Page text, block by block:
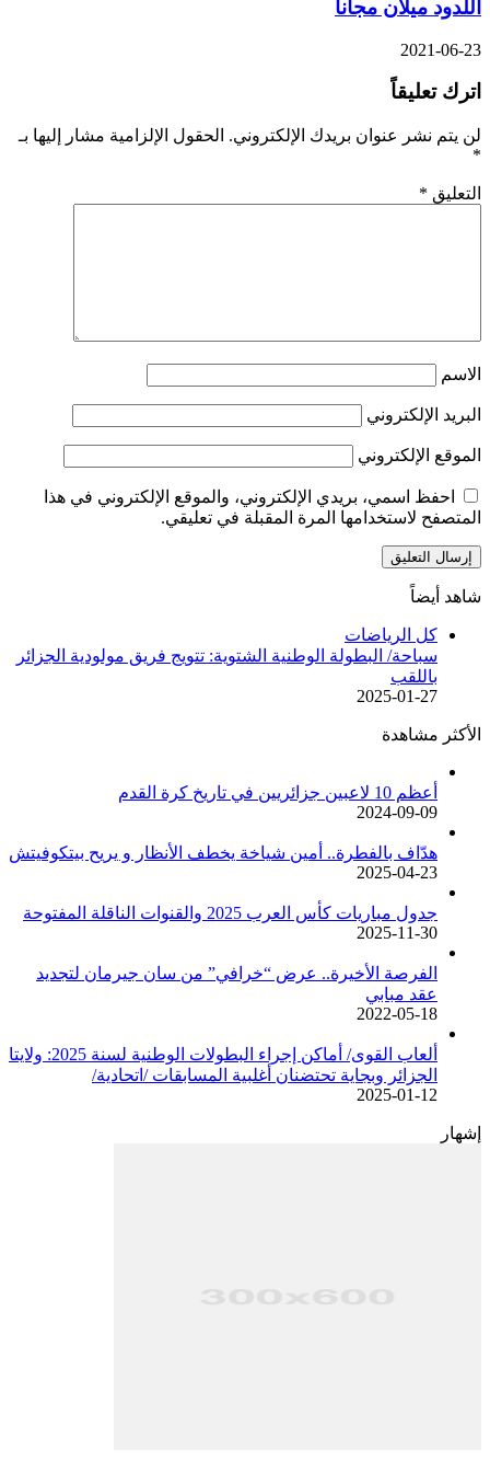
اللدود ميلان مجانا
2021-06-23
اترك تعليقاً
لن يتم نشر عنوان بريدك الإلكتروني. الحقول الإلزامية مشار إليها بـ
*
التعليق *
الاسم
البريد الإلكتروني
الموقع الإلكتروني
احفظ اسمي، بريدي الإلكتروني، والموقع الإلكتروني في هذا
المتصفح لاستخدامها المرة المقبلة في تعليقي.
شاهد أيضاً
كل الرياضات
سباحة/ البطولة الوطنية الشتوية: تتويج فريق مولودية الجزائر
باللقب
2025-01-27
الأكثر مشاهدة
أعظم 10 لاعبين جزائريين في تاريخ كرة القدم
2024-09-09
هدّاف بالفطرة.. أمين شياخة يخطف الأنظار و يريح بيتكوفيتش
2025-04-23
جدول مباريات كأس العرب 2025 والقنوات الناقلة المفتوحة
2025-11-30
الفرصة الأخيرة.. عرض “خرافي” من سان جيرمان لتجديد
عقد مبابي
2022-05-18
ألعاب القوى/ أماكن إجراء البطولات الوطنية لسنة 2025: ولايتا
الجزائر وبجاية تحتضنان أغلبية المسابقات /اتحادية/
2025-01-12
إشهار